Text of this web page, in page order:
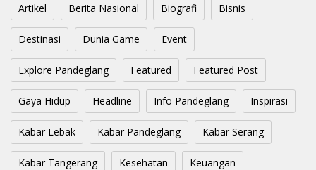
Artikel Berita Nasional Biografi Bisnis
Destinasi Dunia Game Event
Explore Pandeglang Featured Featured Post
Gaya Hidup Headline Info Pandeglang Inspirasi
Kabar Lebak Kabar Pandeglang Kabar Serang
Kabar Tangerang Kesehatan Keuangan